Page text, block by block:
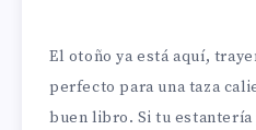
El otoño ya está aquí,
perfecto para una taza
buen libro. Si tu